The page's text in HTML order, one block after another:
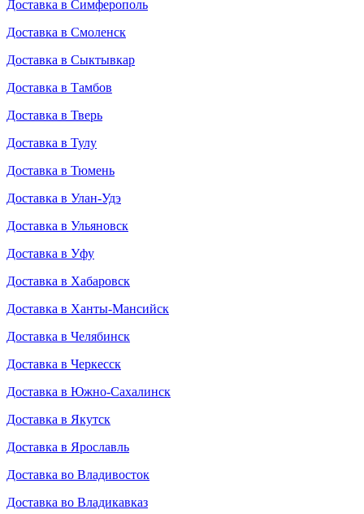
Доставка в Симферополь
Доставка в Смоленск
Доставка в Сыктывкар
Доставка в Тамбов
Доставка в Тверь
Доставка в Тулу
Доставка в Тюмень
Доставка в Улан-Удэ
Доставка в Ульяновск
Доставка в Уфу
Доставка в Хабаровск
Доставка в Ханты-Мансийск
Доставка в Челябинск
Доставка в Черкесск
Доставка в Южно-Сахалинск
Доставка в Якутск
Доставка в Ярославль
Доставка во Владивосток
Доставка во Владикавказ